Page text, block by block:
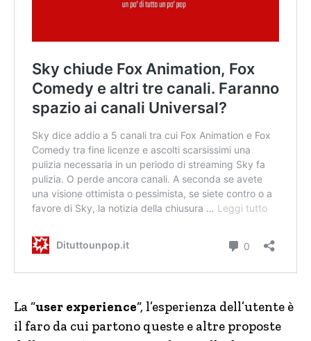
La “user experience“, l’esperienza dell’utente è
il faro da cui partono queste e altre proposte